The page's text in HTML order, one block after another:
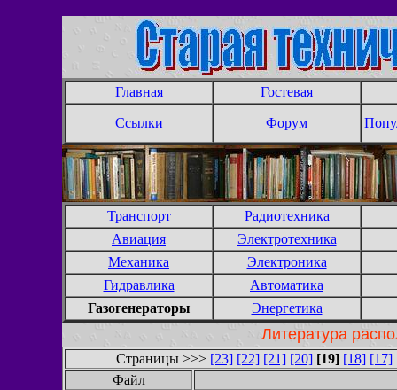
Главная Гостевая
Ссылки Форум
Транспорт
Радиотехника
Авиация
Электротехника
Механика
Электроника
Гидравлика
Автоматика
Газогенераторы
Энергетика
Литература
Страницы >>> [23] [22] [21] [20] [19] [18] [17]
Файл